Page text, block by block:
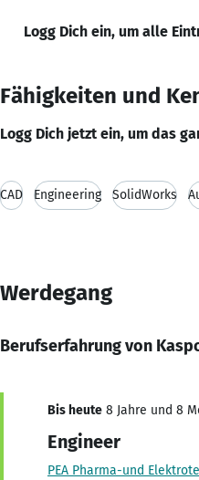
Logg Dich ein, um alle
Fähigkeiten und
Logg Dich jetzt ein, um das
CAD Engineering SolidWorks
Werdegang
Berufserfahrung von
Bis heute 8 Jahre und 8
Engineer
PEA Pharma-und